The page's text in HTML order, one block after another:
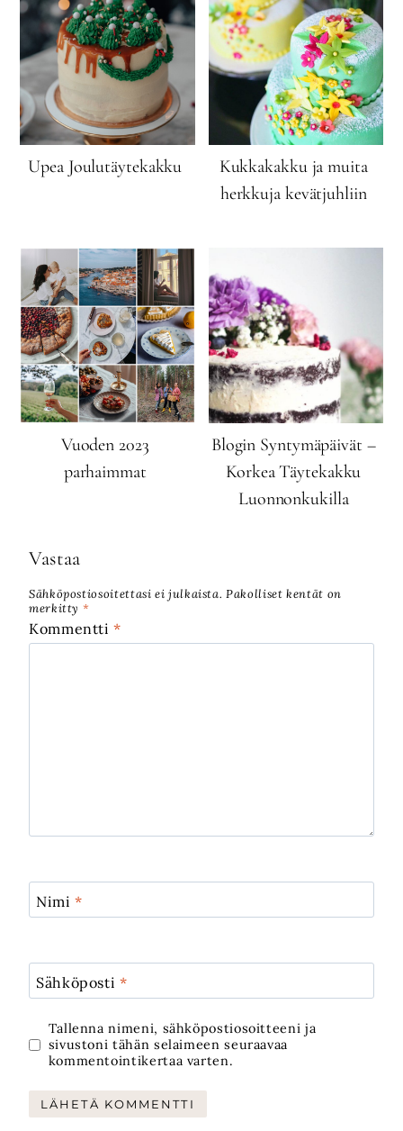
Upea Joulutäytekakku
Kukkakakku ja muita
herkkuja kevätjuhliin
Vuoden 2023
parhaimmat
Blogin Syntymäpäivät –
Korkea Täytekakku
Luonnonkukilla
Vastaa
Sähköpostiosoitettasi ei julkaista. Pakolliset kentät on
merkitty *
Kommentti*
Nimi*
Sähköposti*
Tallenna nimeni, sähköpostiosoitteeni ja
sivustoni tähän selaimeen seuraavaa
kommentointikertaa varten.